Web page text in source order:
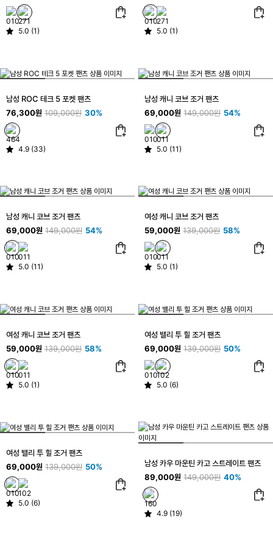
5.0 (1) 5.0 (1)
남성 ROC 테크 5 포켓 팬츠
76,300원 109,000원 30%
4.9 (33)
남성 캐니 코브 조거 팬츠
69,000원 149,000원 54%
5.0 (11)
남성 캐니 코브 조거 팬츠
69,000원 149,000원 54%
5.0 (11)
여성 캐니 코브 조거 팬츠
59,000원 139,000원 58%
5.0 (1)
여성 캐니 코브 조거 팬츠
59,000원 139,000원 58%
5.0 (1)
여성 밸리 투 힐 조거 팬츠
69,000원 139,000원 50%
5.0 (6)
여성 밸리 투 힐 조거 팬츠
69,000원 139,000원 50%
5.0 (6)
남성 카우 마운틴 카고 스트레이트 팬츠
89,000원 149,000원 40%
4.9 (19)